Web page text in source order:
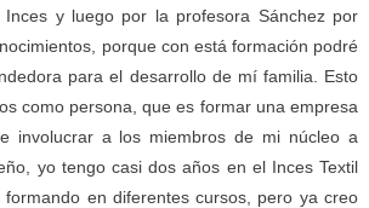
Inces y luego por la profesora Sánchez por
porque con está formación podré
para el desarrollo de mí familia. Esto
como persona, que es formar una empresa
involucrar a los miembros de mi núcleo a
yo tengo casi dos años en el Inces Textil
en diferentes cursos, pero ya creo